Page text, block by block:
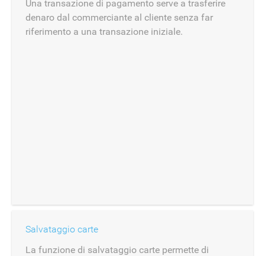
Una transazione di pagamento serve a trasferire
denaro dal commerciante al cliente senza far
riferimento a una transazione iniziale.
Salvataggio carte
La funzione di salvataggio carte permette di